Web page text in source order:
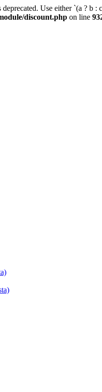
Use either `(a ? b :
discount.php on line